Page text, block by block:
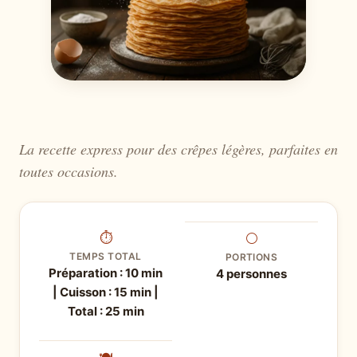
La recette express pour des crêpes légères, parfaites en
toutes occasions.
⏱
TEMPS TOTAL
Préparation : 10 min
| Cuisson : 15 min |
Total : 25 min
⚪
PORTIONS
4 personnes